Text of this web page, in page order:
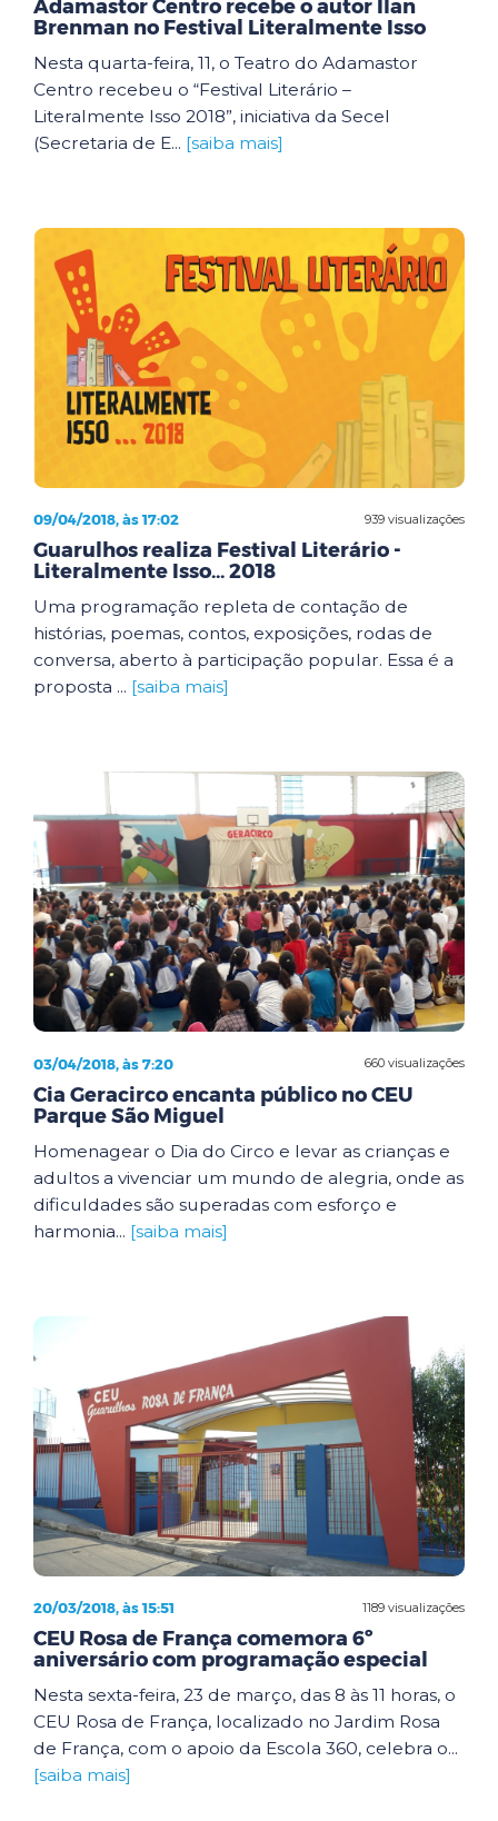
Adamastor Centro recebe o autor Ilan
Brenman no Festival Literalmente Isso
Nesta quarta-feira, 11, o Teatro do Adamastor
Centro recebeu o “Festival Literário –
Literalmente Isso 2018”, iniciativa da Secel
(Secretaria de E... [saiba mais]
939 visualizações
09/04/2018, às 17:02
Guarulhos realiza Festival Literário -
Literalmente Isso... 2018
Uma programação repleta de contação de
histórias, poemas, contos, exposições, rodas de
conversa, aberto à participação popular. Essa é a
proposta ... [saiba mais]
660 visualizações
03/04/2018, às 7:20
Cia Geracirco encanta público no CEU
Parque São Miguel
Homenagear o Dia do Circo e levar as crianças e
adultos a vivenciar um mundo de alegria, onde as
dificuldades são superadas com esforço e
harmonia... [saiba mais]
1189 visualizações
20/03/2018, às 15:51
CEU Rosa de França comemora 6º
aniversário com programação especial
Nesta sexta-feira, 23 de março, das 8 às 11 horas, o
CEU Rosa de França, localizado no Jardim Rosa
de França, com o apoio da Escola 360, celebra o...
[saiba mais]